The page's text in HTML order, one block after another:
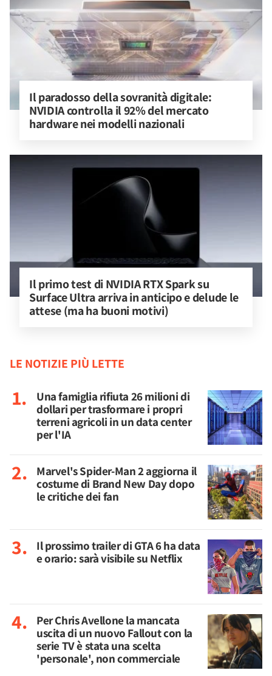
Il paradosso della sovranità digitale:
NVIDIA controlla il 92% del mercato
hardware nei modelli nazionali
Il primo test di NVIDIA RTX Spark su
Surface Ultra arriva in anticipo e delude le
attese (ma ha buoni motivi)
LE NOTIZIE PIÙ LETTE
Una famiglia rifiuta 26 milioni di
dollari per trasformare i propri
terreni agricoli in un data center
per l'IA
Marvel's Spider-Man 2 aggiorna il
costume di Brand New Day dopo
le critiche dei fan
Il prossimo trailer di GTA 6 ha data
e orario: sarà visibile su Netflix
Per Chris Avellone la mancata
uscita di un nuovo Fallout con la
serie TV è stata una scelta
'personale', non commerciale